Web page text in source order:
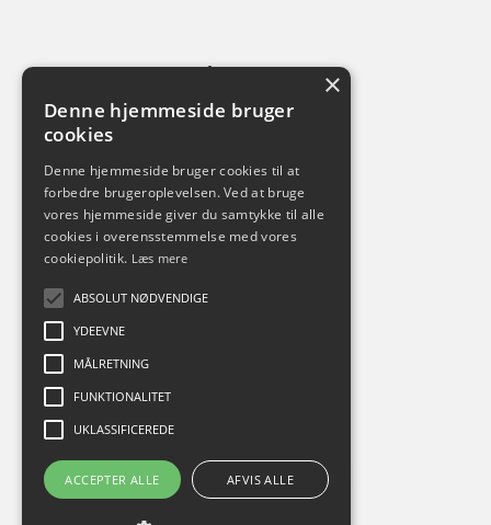
Tjenester
ESG Rapportering
CO2 Regnskab
Videnskatalog
Whitepapers
Brancher
Revisorer
Forretningskæder
Om Climaider
Handelsbetingelser
Du kan finde os her
×
Denne hjemmeside bruger
cookies
Denne hjemmeside bruger cookies til at
forbedre brugeroplevelsen. Ved at bruge
vores hjemmeside giver du samtykke til alle
cookies i overensstemmelse med vores
cookiepolitik. Læs mere
ABSOLUT NØDVENDIGE
YDEEVNE
MÅLRETNING
FUNKTIONALITET
UKLASSIFICEREDE
ACCEPTER ALLE AFVIS ALLE